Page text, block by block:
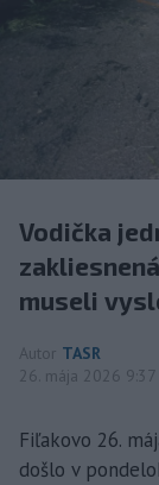
Vodička
museli
Autor TASR
26. mája 2026 9:37
Fiľakovo 26.
došlo v